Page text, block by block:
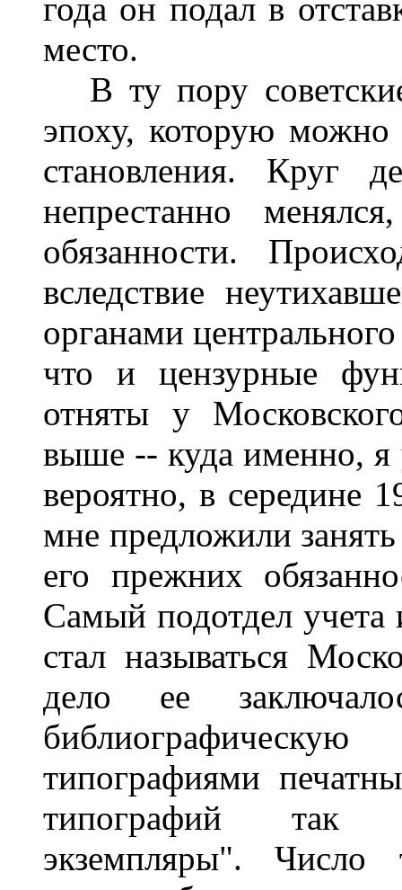
года он подал в
место.
В ту пору
эпоху, которую можно
становления. Круг
непрестанно
обязанности.
вследствие
органами
что и цензурные
отняты у
выше -- куда именно,
вероятно, в середине
мне предложили
его прежних
Самый подотдел учета
стал называться
дело ее
типографиями
типографий так
экземпляры". Число